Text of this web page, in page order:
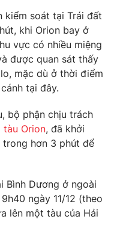
kiểm soát tại Trái đất
khi Orion bay ở
vực có nhiều miệng
được quan sát thấy
mặc dù ở thời điểm
tại đây.
bộ phận chịu trách
tàu Orion, đã khởi
hơn 3 phút để
Bình Dương ở ngoài
ngày 11/12 (theo
lên một tàu của Hải